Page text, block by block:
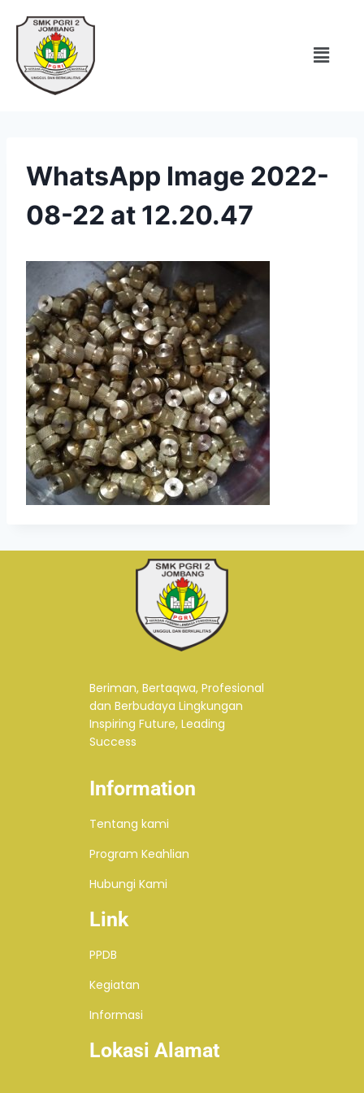
WhatsApp Image 2022-
08-22 at 12.20.47
Beriman, Bertaqwa, Profesional
dan Berbudaya Lingkungan
Inspiring Future, Leading
Success
Information
Tentang kami
Program Keahlian
Hubungi Kami
Link
PPDB
Kegiatan
Informasi
Lokasi Alamat